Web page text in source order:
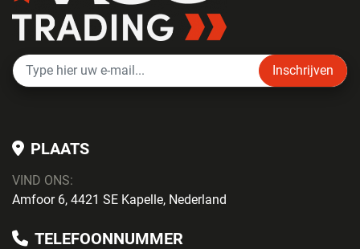
Inschrijven
PLAATS
VIND ONS:
Amfoor 6, 4421 SE Kapelle, Nederland
TELEFOONNUMMER